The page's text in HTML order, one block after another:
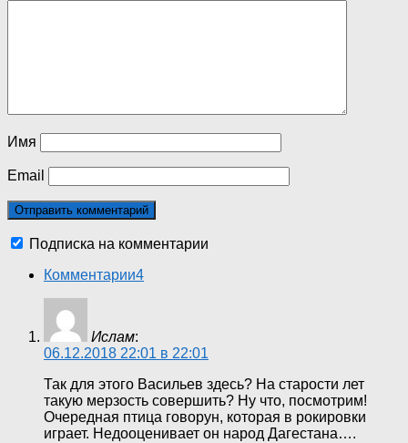
Имя
Email
Подписка на комментарии
Комментарии4
Ислам:
06.12.2018 22:01 в 22:01
Так для этого Васильев здесь? На старости лет
такую мерзость совершить? Ну что, посмотрим!
Очередная птица говорун, которая в рокировки
играет. Недооценивает он народ Дагестана….